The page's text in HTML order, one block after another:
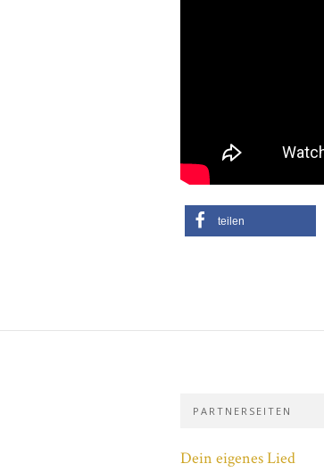
teilen
PARTNERSEITEN
Dein eigenes Lied